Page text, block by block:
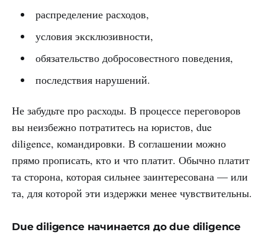
распределение расходов,
условия эксклюзивности,
обязательство добросовестного поведения,
последствия нарушений.
Не забудьте про расходы. В процессе переговоров
вы неизбежно потратитесь на юристов, due
diligence, командировки. В соглашении можно
прямо прописать, кто и что платит. Обычно платит
та сторона, которая сильнее заинтересована — или
та, для которой эти издержки менее чувствительны.
Due diligence начинается до due diligence